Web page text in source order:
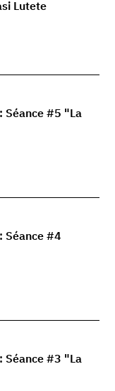
Lutete
Séance #5 "La
Séance #4
Séance #3 "La